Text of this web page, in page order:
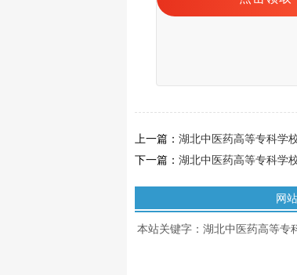
上一篇： 湖北中医药高等专科学
下一篇： 湖北中医药高等专科学
网
本站关键字：湖北中医药高等专